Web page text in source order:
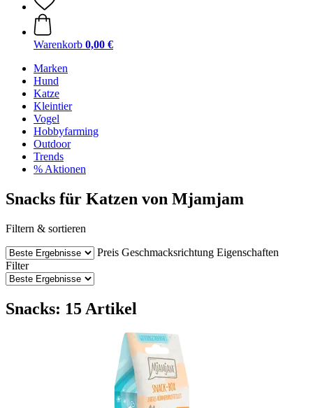
Warenkorb 0,00 €
Marken
Hund
Katze
Kleintier
Vogel
Hobbyfarming
Outdoor
Trends
% Aktionen
Snacks für Katzen von Mjamjam
Filtern & sortieren
Preis Geschmacksrichtung Eigenschaften
Filter
Snacks: 15 Artikel